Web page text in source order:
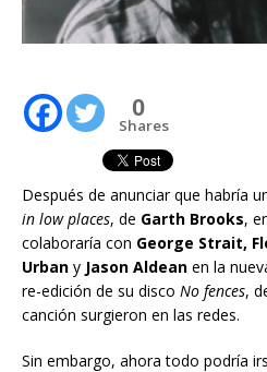
0
Shares
Después de anunciar que habría
in low places, de Garth Brooks,
colaboraría con George Strait,
Urban y Jason Aldean en la
re-edición de su disco No fences,
canción surgieron en las redes.
Sin embargo, ahora todo podría